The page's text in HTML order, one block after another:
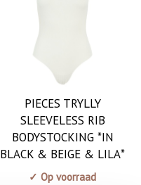
PIECES TRYLLY
SLEEVELESS RIB
BODYSTOCKING *IN
BLACK & BEIGE & LILA*
✓ Op voorraad